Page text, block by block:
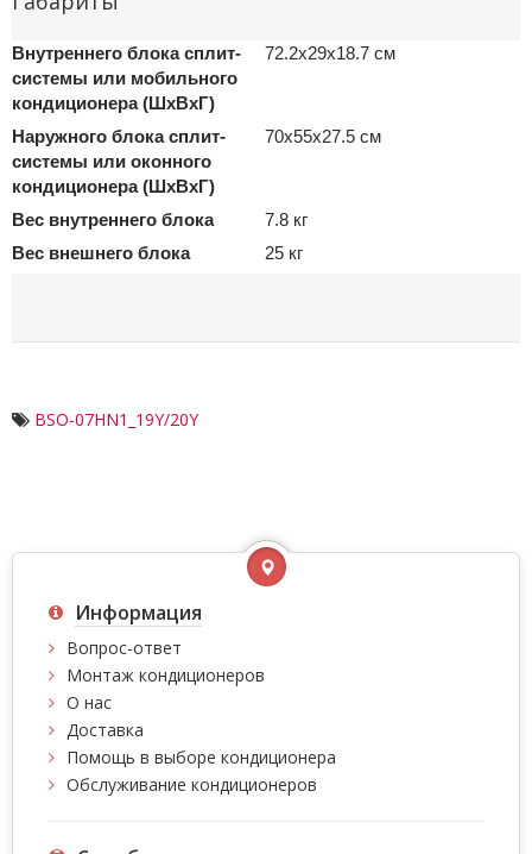
Внутреннего блока сплит-
системы или мобильного
кондиционера (ШxВxГ)
72.2x29x18.7 см
Наружного блока сплит-
системы или оконного
кондиционера (ШxВxГ)
70x55x27.5 см
Вес внутреннего блока
7.8 кг
Вес внешнего блока
25 кг
BSO-07HN1_19Y/20Y
Информация
Вопрос-ответ
Монтаж кондиционеров
О нас
Доставка
Помощь в выборе кондиционера
Обслуживание кондиционеров